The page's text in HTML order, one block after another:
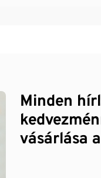
Minden
vásárlása